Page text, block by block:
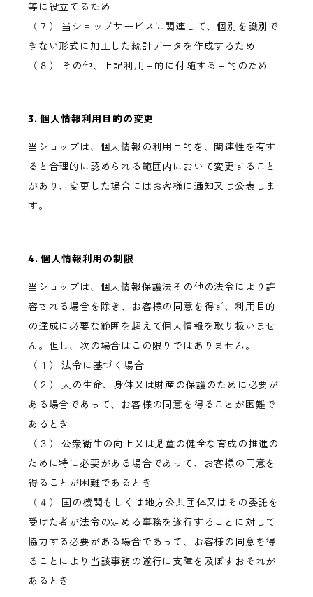
等に役立てるため
（７） 当ショップサービスに関連して、個別を識別で
きない形式に加工した統計データを作成するため
（８） その他、上記利用目的に付随する目的のため
3. 個人情報利用目的の変更
当ショップは、個人情報の利用目的を、関連性を有す
ると合理的に認められる範囲内において変更すること
があり、変更した場合にはお客様に通知又は公表しま
す。
4. 個人情報利用の制限
当ショップは、個人情報保護法その他の法令により許
容される場合を除き、お客様の同意を得ず、利用目的
の達成に必要な範囲を超えて個人情報を取り扱いませ
ん。但し、次の場合はこの限りではありません。
（１） 法令に基づく場合
（２） 人の生命、身体又は財産の保護のために必要が
ある場合であって、お客様の同意を得ることが困難で
あるとき
（３） 公衆衛生の向上又は児童の健全な育成の推進の
ために特に必要がある場合であって、お客様の同意を
得ることが困難であるとき
（４） 国の機関もしくは地方公共団体又はその委託を
受けた者が法令の定める事務を遂行することに対して
協力する必要がある場合であって、お客様の同意を得
ることにより当該事務の遂行に支障を及ぼすおそれが
あるとき